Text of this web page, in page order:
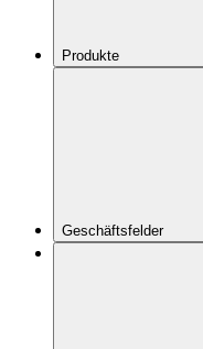
Produkte
Geschäftsfelder